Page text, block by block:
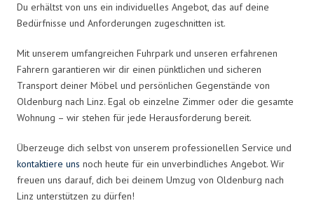
Du erhältst von uns ein individuelles Angebot, das auf deine
Bedürfnisse und Anforderungen zugeschnitten ist.
Mit unserem umfangreichen Fuhrpark und unseren erfahrenen
Fahrern garantieren wir dir einen pünktlichen und sicheren
Transport deiner Möbel und persönlichen Gegenstände von
Oldenburg nach Linz. Egal ob einzelne Zimmer oder die gesamte
Wohnung – wir stehen für jede Herausforderung bereit.
Überzeuge dich selbst von unserem professionellen Service und
kontaktiere uns noch heute für ein unverbindliches Angebot. Wir
freuen uns darauf, dich bei deinem Umzug von Oldenburg nach
Linz unterstützen zu dürfen!